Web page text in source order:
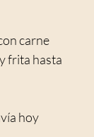
carne
frita hasta
hoy